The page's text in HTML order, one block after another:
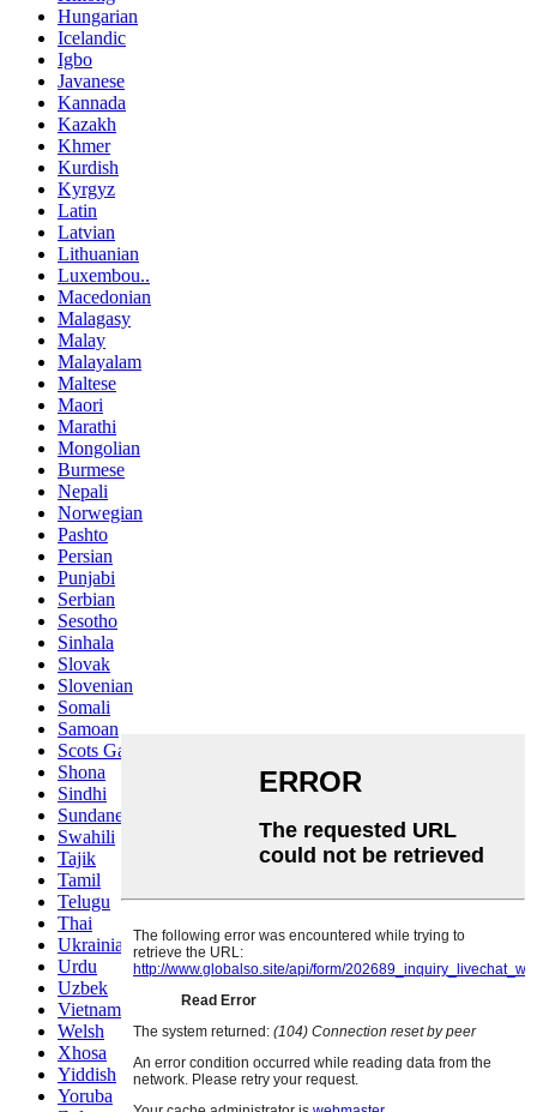
Hungarian
Icelandic
Igbo
Javanese
Kannada
Kazakh
Khmer
Kurdish
Kyrgyz
Latin
Latvian
Lithuanian
Luxembou..
Macedonian
Malagasy
Malay
Malayalam
Maltese
Maori
Marathi
Mongolian
Burmese
Nepali
Norwegian
Pashto
Persian
Punjabi
Serbian
Sesotho
Sinhala
Slovak
Slovenian
Somali
Samoan
Scots Gaelic
Shona
Sindhi
Sundanese
Swahili
Tajik
Tamil
Telugu
Thai
Ukrainian
Urdu
Uzbek
Vietnamese
Welsh
Xhosa
Yiddish
Yoruba